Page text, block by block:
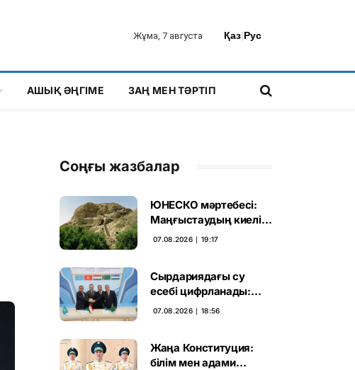
Жұма, 7 августа Қаз|Рус
АШЫҚ ӘҢГІМЕ ЗАҢ МЕН ТӘРТІП
Соңғы жазбалар
ЮНЕСКО мәртебесі:
Маңғыстаудың киелі
мұрасын қорғаудың
07.08.2026 ∣ 19:17
Сырдариядағы су
есебі цифрланады:
Орталық Азия ортақ
07.08.2026 ∣ 18:56
Жаңа Конституция:
білім мен адами